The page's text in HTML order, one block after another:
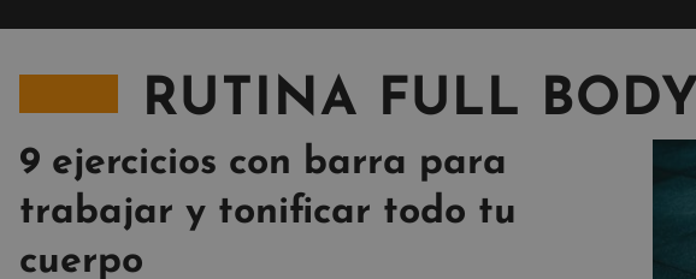
RUTINA FULL BODY
9 ejercicios con barra para
trabajar y tonificar todo tu
cuerpo